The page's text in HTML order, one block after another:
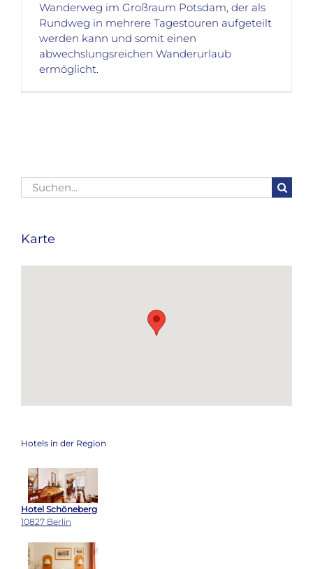
Wanderweg im Großraum Potsdam, der als
Rundweg in mehrere Tagestouren aufgeteilt
werden kann und somit einen
abwechslungsreichen Wanderurlaub
ermöglicht.
Suche
nach:
Karte
Hotels in der Region
Hotel Schöneberg
10827 Berlin